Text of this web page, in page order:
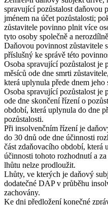
spravující pozůstalost daňovou
jménem na účet pozůstalosti;
zůstavitele povinno plnit více
tyto osoby společně a
Daňovou povinnost zůstavitele
příslušný ke správě této
Osoba spravující pozůstalost je
měsíců ode dne smrti
která uplynula přede dnem
Osoba spravující pozůstalost je
ode dne skončení řízení o
období, která uplynula do dne
pozůstalosti.
Při insolvenčním řízení je
do 30 dnů ode dne účinnosti
část zdaňovacího období, která
účinnosti tohoto rozhodnutí a
lhůtu nelze prodloužit.
Lhůty, ve kterých je daňový
dodatečné DAP v průběhu
zachovány.
Ke dni předložení konečné